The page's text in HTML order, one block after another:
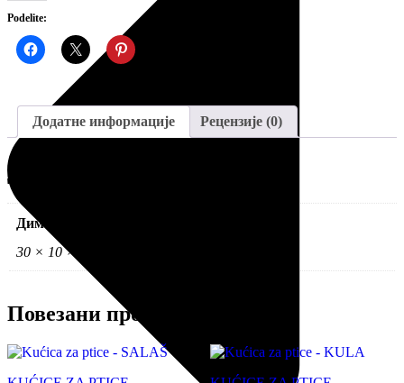
Podelite:
Додатне информације Рецензије (0)
Додатне информације
Димензије
30 × 10 × 30 цм
Повезани производи